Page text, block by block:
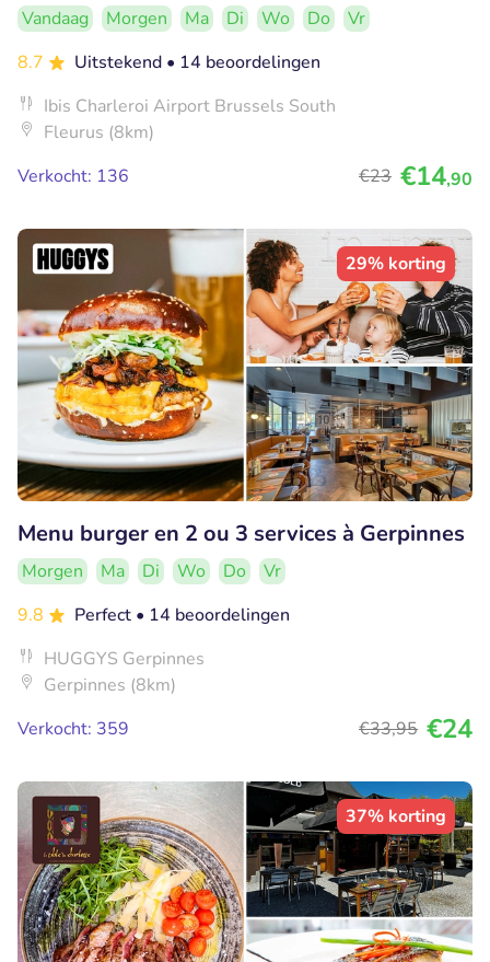
Vandaag Morgen Ma Di Wo Do
Vr
8.7
Uitstekend • 14 beoordelingen
Ibis Charleroi Airport Brussels South
Fleurus (8km)
Verkocht: 136
€23 €14,90
29% korting
Menu burger en 2 ou 3 services à Gerpinnes
Morgen Ma Di Wo Do
Vr
9.8
Perfect • 14 beoordelingen
HUGGYS Gerpinnes
Gerpinnes (8km)
Verkocht: 359
€33,95 €24
37% korting